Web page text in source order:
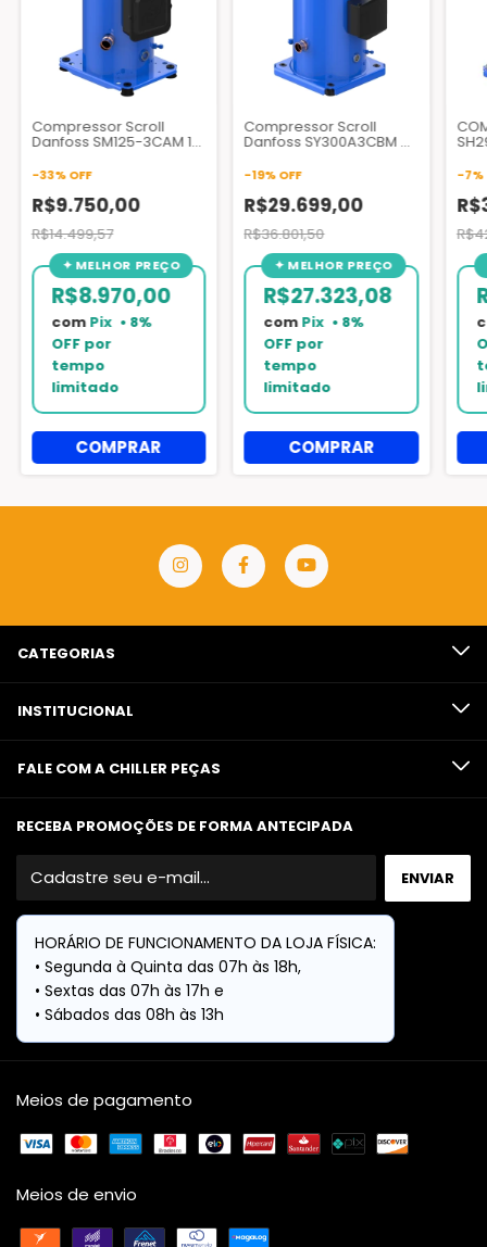
Compressor Scroll
Danfoss SM125-3CAM 10
-33%OFF
R$9.750,00
R$14.499,57
R$8.970,00
com Pix
Compressor Scroll
Danfoss SY300A3CBM 25
R134A R407C
-19%OFF
R$29.699,00
R$36.801,50
R$27.323,08
com Pix
-7%
CATEGORIAS
INSTITUCIONAL
FALE COM A CHILLER PEÇAS
RECEBA PROMOÇÕES DE FORMA ANTECIPADA
Meios de pagamento
Meios de envio